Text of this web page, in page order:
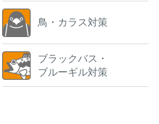
鳥・カラス対策
ブラックバス・
ブルーギル対策